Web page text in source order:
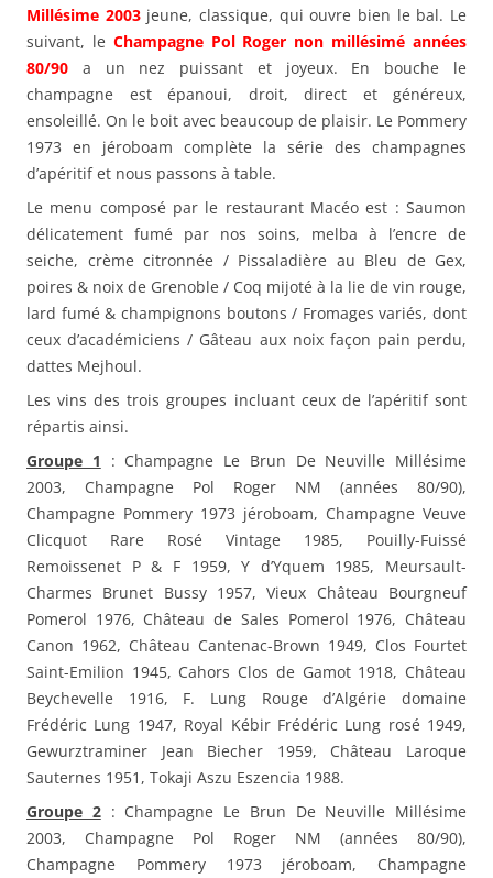
Millésime 2003jeune, classique, qui ouvre bien le bal. Le
suivant, le Champagne Pol Roger non millésimé années
80/90 a un nez puissant et joyeux. En bouche le
champagne est épanoui, droit, direct et généreux,
ensoleillé. On le boit avec beaucoup de plaisir. Le Pommery
1973 en jéroboam complète la série des champagnes
d’apéritif et nous passons à table.
Le menu composé par le restaurant Macéo est : Saumon
délicatement fumé par nos soins, melba à l’encre de
seiche, crème citronnée / Pissaladière au Bleu de Gex,
poires & noix de Grenoble / Coq mijoté à la lie de vin rouge,
lard fumé & champignons boutons / Fromages variés, dont
ceux d’académiciens / Gâteau aux noix façon pain perdu,
dattes Mejhoul.
Les vins des trois groupes incluant ceux de l’apéritif sont
répartis ainsi.
Groupe 1 : Champagne Le Brun De Neuville Millésime
2003, Champagne Pol Roger NM (années 80/90),
Champagne Pommery 1973 jéroboam, Champagne Veuve
Clicquot Rare Rosé Vintage 1985, Pouilly-Fuissé
Remoissenet P & F 1959, Y d’Yquem 1985, Meursault-
Charmes Brunet Bussy 1957, Vieux Château Bourgneuf
Pomerol 1976, Château de Sales Pomerol 1976, Château
Canon 1962, Château Cantenac-Brown 1949, Clos Fourtet
Saint-Emilion 1945, Cahors Clos de Gamot 1918, Château
Beychevelle 1916, F. Lung Rouge d’Algérie domaine
Frédéric Lung 1947, Royal Kébir Frédéric Lung rosé 1949,
Gewurztraminer Jean Biecher 1959, Château Laroque
Sauternes 1951, Tokaji Aszu Eszencia 1988.
Groupe 2: Champagne Le Brun De Neuville Millésime
2003, Champagne Pol Roger NM (années 80/90),
Champagne Pommery 1973 jéroboam, Champagne